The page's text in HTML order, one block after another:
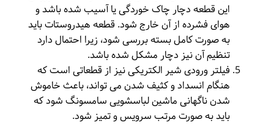
این قطعه دچار چاک خوردگی یا آسیب شده باشد و
هوای فشرده از آن خارج شود. قطعه هیدروستات باید
به صورت کامل بسته بررسی شود، زیرا احتمال دارد
تنظیم آن نیز دچار مشکل شده باشد.
فیلتر ورودی شیر الکتریکی نیز از قطعاتی است که
هنگام انسداد و کثیف شدن می تواند، باعث خاموش
شدن ناگهانی ماشین لباسشویی سامسونگ شود که
باید به صورت مرتب سرویس و تمیز شود.